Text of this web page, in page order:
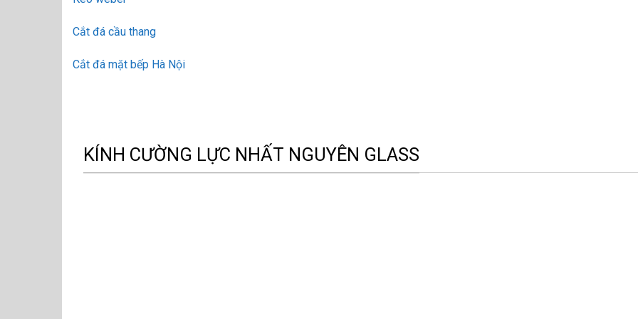
Cắt đá cầu thang
Cắt đá mặt bếp Hà Nội
KÍNH CƯỜNG LỰC NHẤT NGUYÊN GLASS